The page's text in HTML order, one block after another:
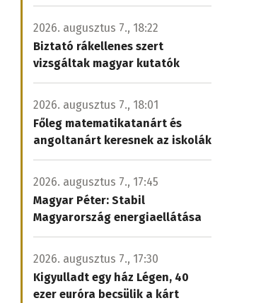
2026. augusztus 7., 18:22
Biztató rákellenes szert
vizsgáltak magyar kutatók
2026. augusztus 7., 18:01
Főleg matematikatanárt és
angoltanárt keresnek az iskolák
2026. augusztus 7., 17:45
Magyar Péter: Stabil
Magyarország energiaellátása
2026. augusztus 7., 17:30
Kigyulladt egy ház Légen, 40
ezer euróra becsülik a kárt